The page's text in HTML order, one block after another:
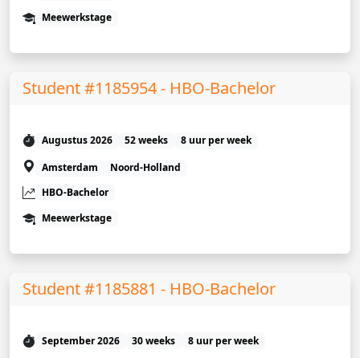
Meewerkstage
Student #1185954 - HBO-Bachelor
Augustus 2026 52 weeks
8 uur per week
Amsterdam
Noord-Holland
HBO-Bachelor
Meewerkstage
Student #1185881 - HBO-Bachelor
September 2026 30 weeks 8 uur per week